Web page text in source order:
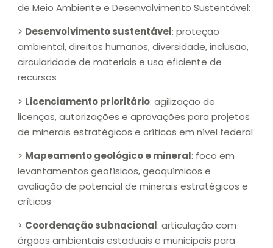
de Meio Ambiente e Desenvolvimento Sustentável:
> Desenvolvimento sustentável: proteção
ambiental, direitos humanos, diversidade, inclusão,
circularidade de materiais e uso eficiente de
recursos
> Licenciamento prioritário: agilização de
licenças, autorizações e aprovações para projetos
de minerais estratégicos e críticos em nível federal
> Mapeamento geológico e mineral: foco em
levantamentos geofísicos, geoquímicos e
avaliação de potencial de minerais estratégicos e
críticos
> Coordenação subnacional: articulação com
órgãos ambientais estaduais e municipais para